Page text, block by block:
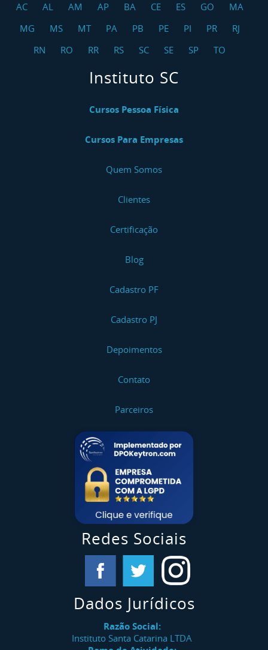
AC AL AM AP BA CE ES GO
MA
MG
MS MT PA PB PE PI PR
RJ
RN
RO RR RS SC SE SP TO
Instituto SC
Cursos Pessoa Física
Cursos Para Empresas
Quem Somos
Clientes
Certificação
Blog
Cadastro PF
Cadastro PJ
Depoimentos
Contato
Parceiros
Redes Sociais
Dados Jurídicos
Razão Social:
Instituto Santa Catarina LTDA